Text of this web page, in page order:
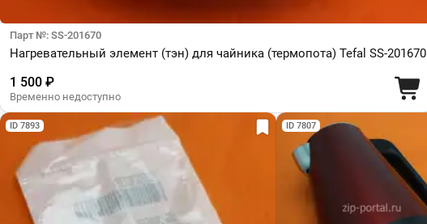
Парт №: SS-201670
Нагревательный элемент (тэн) для чайника (термопота) Tefal SS-201670
1 500 ₽
Временно недоступно
ID 7893 ID 7807